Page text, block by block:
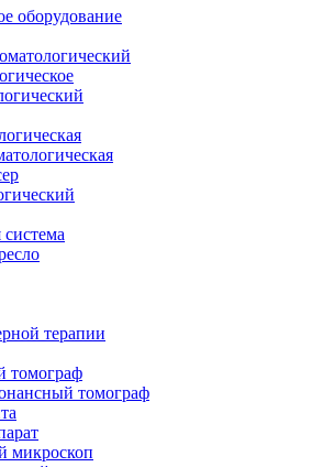
оборудование
терапии
томограф
томограф
микроскоп